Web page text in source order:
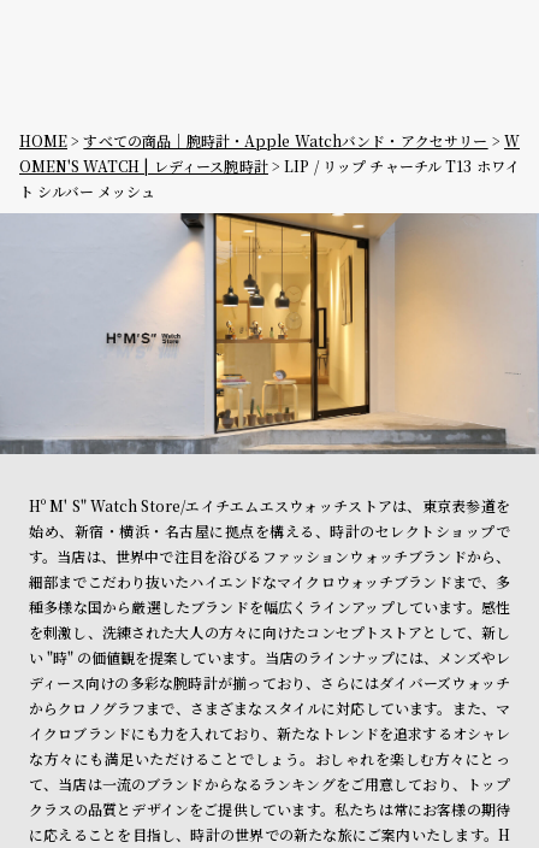
HOME すべての商品｜腕時計・Apple Watchバンド・アクセサリー
W
OMEN'S WATCH | レディース腕時計
LIP / リップ チャーチル T13 ホワイ
ト シルバー メッシュ
Hº M' S" Watch Store/エイチエムエスウォッチストアは、東京表参道を
始め、新宿・横浜・名古屋に拠点を構える、時計のセレクトショップで
す。当店は、世界中で注目を浴びるファッションウォッチブランドから、
細部までこだわり抜いたハイエンドなマイクロウォッチブランドまで、多
種多様な国から厳選したブランドを幅広くラインアップしています。感性
を刺激し、洗練された大人の方々に向けたコンセプトストアとして、新し
い "時" の価値観を提案しています。当店のラインナップには、メンズやレ
ディース向けの多彩な腕時計が揃っており、さらにはダイバーズウォッチ
からクロノグラフまで、さまざまなスタイルに対応しています。また、マ
イクロブランドにも力を入れており、新たなトレンドを追求するオシャレ
な方々にも満足いただけることでしょう。おしゃれを楽しむ方々にとっ
て、当店は一流のブランドからなるランキングをご用意しており、トップ
クラスの品質とデザインをご提供しています。私たちは常にお客様の期待
に応えることを目指し、時計の世界での新たな旅にご案内いたします。H